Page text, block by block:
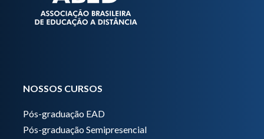
NOSSOS CURSOS
Pós-graduação EAD
Pós-graduação Semipresencial